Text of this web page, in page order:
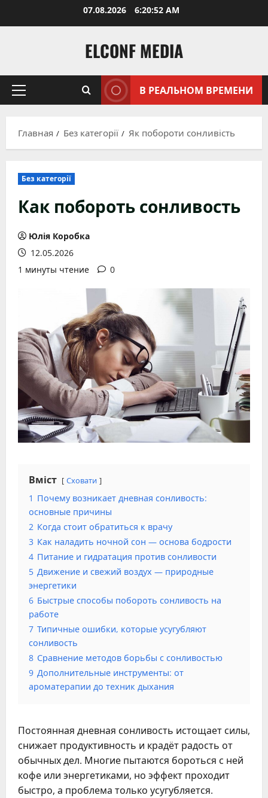
07.08.2026 6:20:54 AM
ELCONF MEDIA
Основное
В РЕАЛЬНОМ ВРЕМЕНИ
Главная Без категорії Як побороти сонливість
Без категорії
Как побороть сонливость
Юлія Коробка
12.05.2026
1 минуты чтение
0
Вміст Сховати
1 Почему возникает дневная сонливость:
основные причины
2 Когда стоит обратиться к врачу
3 Как наладить ночной сон — основа бодрости
4 Питание и гидратация против сонливости
5 Движение и свежий воздух — природные
энергетики
6 Быстрые способы побороть сонливость на
работе
7 Типичные ошибки, которые усугубляют
сонливость
8 Сравнение методов борьбы с сонливостью
9 Дополнительные инструменты: от
ароматерапии до техник дыхания
Постоянная дневная сонливость истощает силы,
снижает продуктивность и крадёт радость от
обычных дел. Многие пытаются бороться с ней
кофе или энергетиками, но эффект проходит
быстро, а проблема только усугубляется.